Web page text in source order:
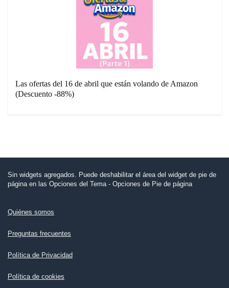
Las ofertas del 16 de abril que están volando de Amazon
(Descuento -88%)
Sin widgets agregados. Puede deshabilitar el área del widget de pie de
página en las Opciones del Tema - Opciones de Pie de página
Quiénes somos
Preguntas frecuentes
Política de Privacidad
Política de cookies